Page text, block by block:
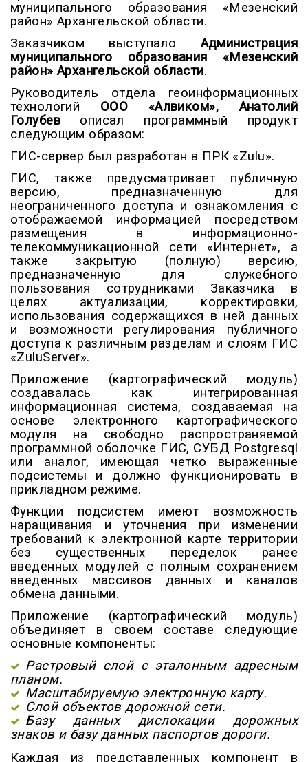
муниципального образования «Мезенский
район» Архангельской области.
Заказчиком выступалоАдминистрация
муниципального образования «Мезенский
район» Архангельской области.
Руководитель отдела геоинформационных
технологий ООО «Алвиком»,
Анатолий
Голубевописал программный продукт
следующим образом:
ГИС-сервер был разработан в ПРК «Zulu».
ГИС, также предусматривает публичную
версию, предназначенную для
неограниченного доступа и ознакомления с
отображаемой информацией посредством
размещения в информационно-
телекоммуникационной сети «Интернет», а
также закрытую (полную) версию,
предназначенную для служебного
пользования сотрудниками Заказчика в
целях актуализации, корректировки,
использования содержащихся в ней данных
и возможности регулирования публичного
доступа к различным разделам и слоям ГИС
«ZuluServer».
Приложение (картографический модуль)
создавалась как интегрированная
информационная система, создаваемая на
основе электронного картографического
модуля на свободно распространяемой
программной оболочке ГИС, СУБД Postgresql
или аналог, имеющая четко выраженные
подсистемы и должно функционировать в
прикладном режиме.
Функции подсистем имеют возможность
наращивания и уточнения при изменении
требований к электронной карте территории
без существенных переделок ранее
введенных модулей с полным сохранением
введенных массивов данных и каналов
обмена данными.
Приложение (картографический модуль)
объединяет в своем составе следующие
основные компоненты:
Растровый слой с эталонным адресным
планом.
Масштабируемую электронную карту.
Слой объектов дорожной сети.
Базу данных дислокации дорожных
знаков и базу данных паспортов дороги.
Каждая из представленных компонент в